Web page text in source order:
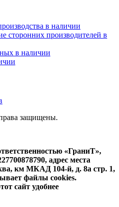
в наличии
сторонних производителей в
в наличии
защищены.
«ГраниТ»,
адрес места
км МКАД 104-й, д. 8а стр. 1,
файлы cookies.
сайт удобнее